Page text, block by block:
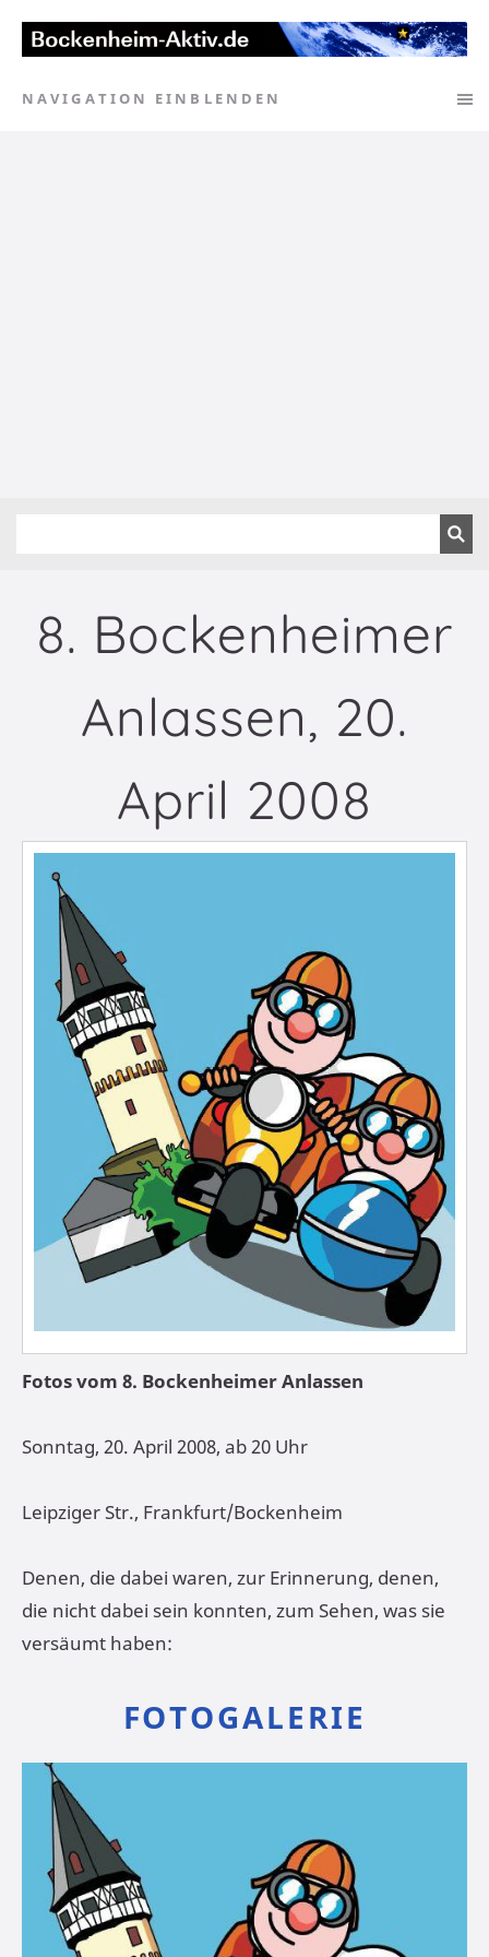
NAVIGATION EINBLENDEN
8. Bockenheimer
Anlassen, 20.
April 2008
Fotos vom 8. Bockenheimer Anlassen
Sonntag, 20. April 2008, ab 20 Uhr
Leipziger Str., Frankfurt/Bockenheim
Denen, die dabei waren, zur Erinnerung, denen,
die nicht dabei sein konnten, zum Sehen, was sie
versäumt haben:
FOTOGALERIE